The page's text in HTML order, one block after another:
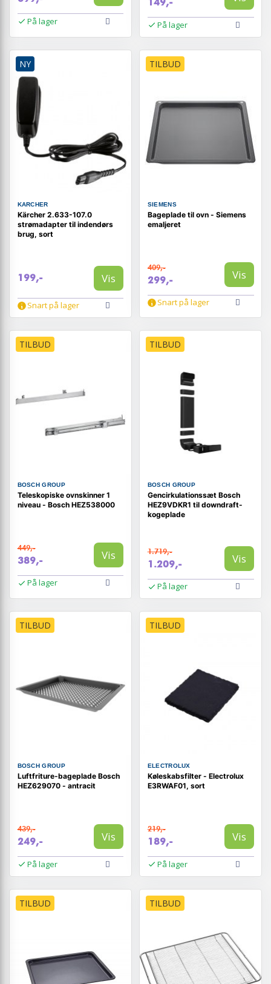
På lager
149,-
På lager
NY
KARCHER
Kärcher 2.633-107.0
strømadapter til indendørs
brug, sort
199,- Vis
Snart på lager
TILBUD
SIEMENS
Bageplade til ovn - Siemens
emaljeret
409,-
299,- Vis
Snart på lager
TILBUD
BOSCH GROUP
Teleskopiske ovnskinner 1
niveau - Bosch HEZ538000
449,-
389,- Vis
På lager
TILBUD
BOSCH GROUP
Gencirkulationssæt Bosch
HEZ9VDKR1 til downdraft-
kogeplade
1.719,-
1.209,- Vis
På lager
TILBUD
BOSCH GROUP
Luftfriture-bageplade Bosch
HEZ629070 - antracit
439,-
249,- Vis
På lager
TILBUD
ELECTROLUX
Køleskabsfilter - Electrolux
E3RWAF01, sort
219,-
189,- Vis
På lager
TILBUD TILBUD